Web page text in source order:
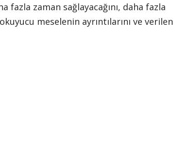
zaman sağlayacağını, daha fazla
meselenin ayrıntılarını ve verilen